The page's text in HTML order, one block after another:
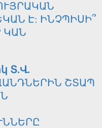
Է: ԻՆՉՊԻՍԻ՞
ԿԱՆ
Տ.Վ.
ՇՏԱՊ